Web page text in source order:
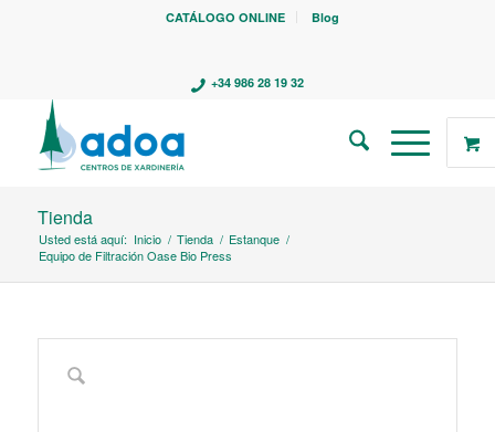
CATÁLOGO ONLINE Blog
+34 986 28 19 32
Tienda
Usted está aquí: Inicio / Tienda / Estanque /
Equipo de Filtración Oase Bio Press